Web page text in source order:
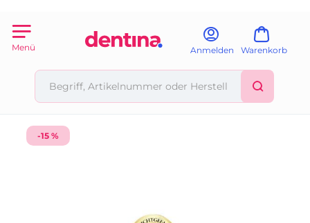
Menü Anmelden Warenkorb
-15 %